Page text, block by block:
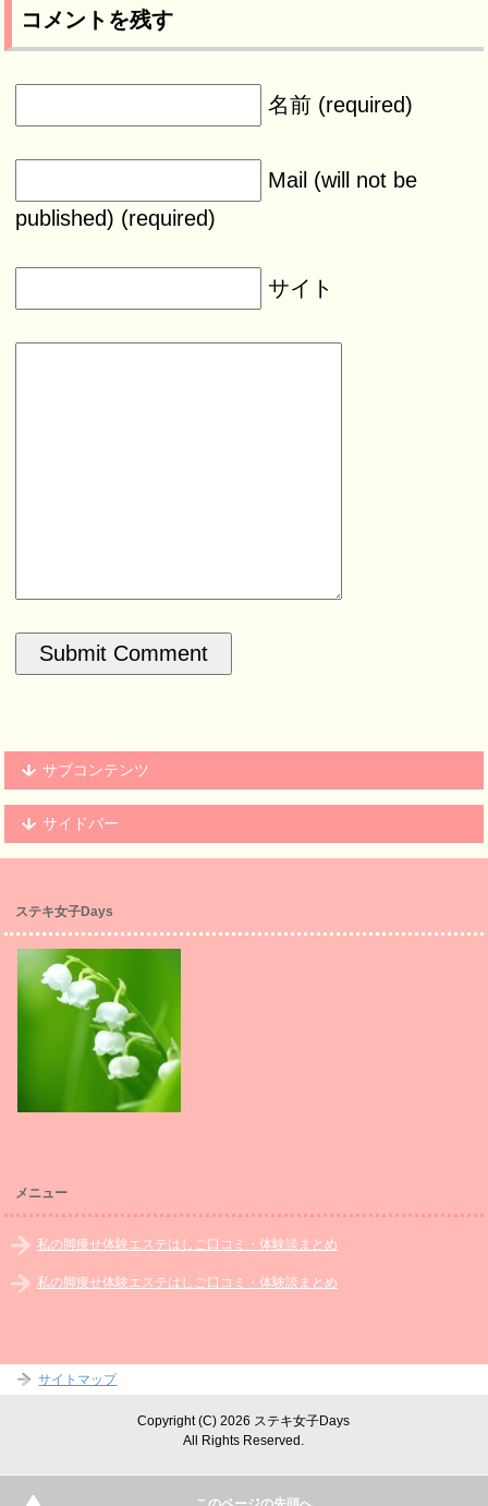
コメントを残す
名前 (required)
Mail (will not be
published) (required)
サイト
サブコンテンツ
サイドバー
ステキ女子Days
メニュー
私の脚痩せ体験エステはしご口コミ・体験談まとめ
私の脚痩せ体験エステはしご口コミ・体験談まとめ
サイトマップ
Copyright (C) 2026 ステキ女子Days
All Rights Reserved.